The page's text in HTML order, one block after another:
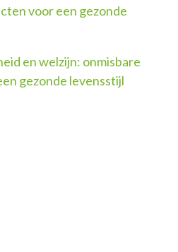
voor een gezonde
en welzijn: onmisbare
gezonde levensstijl